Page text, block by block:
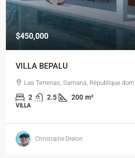
$450,000
VILLA BEPALU
Las Terrenas, Samaná, République
2 2.5 200 m²
VILLA
Christophe Drelon